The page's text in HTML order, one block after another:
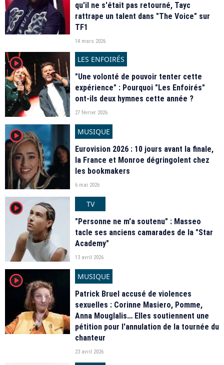
qu'il ne s'était pas retourné, Tayc
rattrape un talent dans "The Voice" sur
TF1
14 mars 2026
player2
LES ENFOIRÉS
"Une volonté de pouvoir tenter cette
expérience" : Pourquoi "Les Enfoirés"
ont-ils deux hymnes cette année ?
27 février 2026
player2
MUSIQUE
Eurovision 2026 : 10 jours avant la finale,
la France et Monroe dégringolent chez
les bookmakers
6 mai 2026
player2
TV
"Personne ne m'a soutenu" : Masseo
tacle ses anciens camarades de la "Star
Academy"
13 avril 2026
player2
MUSIQUE
Patrick Bruel accusé de violences
sexuelles : Corinne Masiero, Pomme,
Anna Mouglalis… Elles soutiennent une
pétition pour l'annulation de la tournée du
chanteur
23 avril 2026